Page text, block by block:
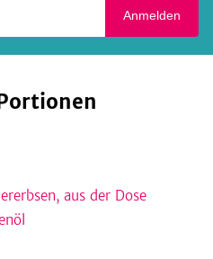
Anmelden
aus der Dose